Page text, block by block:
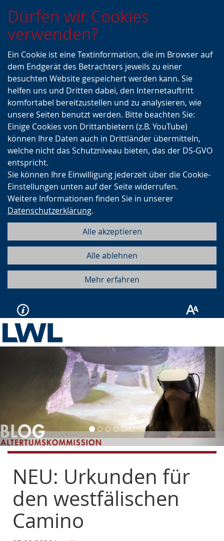
Zur
Hauptnavigation
Zur
Seitennavigation
Zum
Inhalt
Dürfen wir Cookies
verwenden?
Ein Cookie ist eine Textinformation, die im Browser auf
dem Endgerät des Betrachters jeweils zu einer
besuchten Website gespeichert werden kann. Sie
helfen uns und Dritten dabei, den Internetauftritt
komfortabel bereitzustellen und zu analysieren, wie
unsere Seiten benutzt werden. Bitte beachten Sie:
Einige Cookies von Drittanbietern (z.B. YouTube)
können Ihre Daten auch in Drittländer übermitteln,
welche nicht das Schutzniveau bieten, das der DS-GVO
entspricht.
Sie können Ihre Einwilligung jederzeit über die Cookie-
Einstellungen unten auf der Seite widerrufen.
Weitere Informationen finden Sie in unserer
Datenschutzerklärung.
Alle akzeptieren
Alle ablehnen
Mehr erfahren
Vorherige
NEU: Urkunden für
den westfälischen
Camino